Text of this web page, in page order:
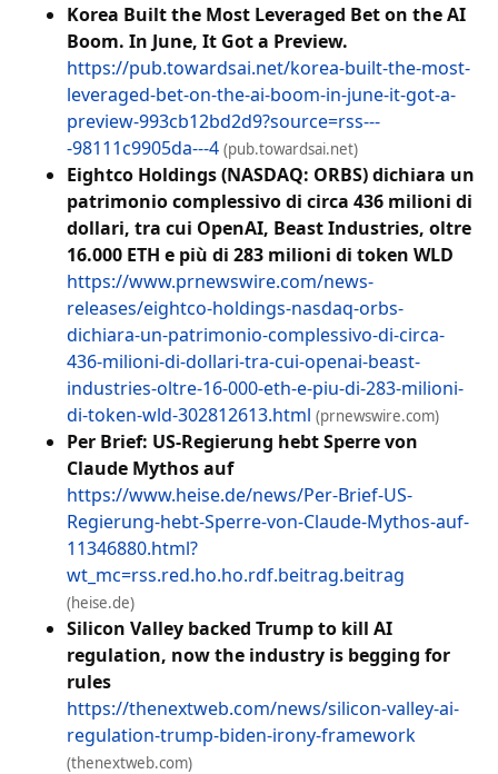
Korea Built the Most Leveraged Bet on the AI
Boom. In June, It Got a Preview.
https://pub.towardsai.net/korea-built-the-most-
leveraged-bet-on-the-ai-boom-in-june-it-got-a-
preview-993cb12bd2d9?source=rss---
-98111c9905da---4 (pub.towardsai.net)
Eightco Holdings (NASDAQ: ORBS) dichiara un
patrimonio complessivo di circa 436 milioni di
dollari, tra cui OpenAI, Beast Industries, oltre
16.000 ETH e più di 283 milioni di token WLD
https://www.prnewswire.com/news-
releases/eightco-holdings-nasdaq-orbs-
dichiara-un-patrimonio-complessivo-di-circa-
436-milioni-di-dollari-tra-cui-openai-beast-
industries-oltre-16-000-eth-e-piu-di-283-milioni-
di-token-wld-302812613.html (prnewswire.com)
Per Brief: US-Regierung hebt Sperre von
Claude Mythos auf
https://www.heise.de/news/Per-Brief-US-
Regierung-hebt-Sperre-von-Claude-Mythos-auf-
11346880.html?
wt_mc=rss.red.ho.ho.rdf.beitrag.beitrag
(heise.de)
Silicon Valley backed Trump to kill AI
regulation, now the industry is begging for
rules
https://thenextweb.com/news/silicon-valley-ai-
regulation-trump-biden-irony-framework
(thenextweb.com)